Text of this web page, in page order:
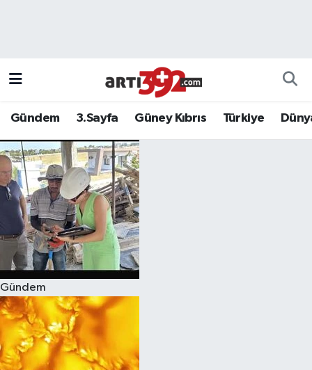
Gündem 3.Sayfa Güney Kıbrıs Türkiye
Gündem